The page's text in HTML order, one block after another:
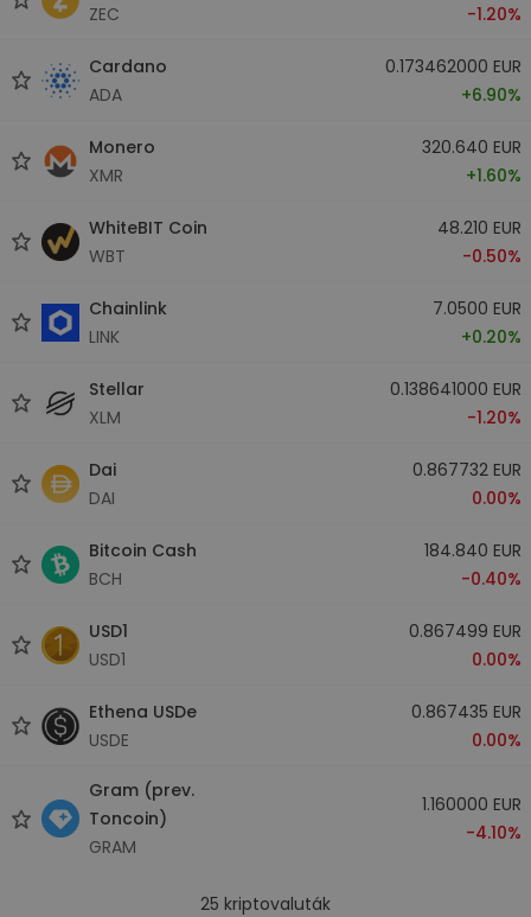
ZEC
-1.20%
Cardano
ADA
0.173462000 EUR
+6.90%
Monero
XMR
320.640 EUR
+1.60%
WhiteBIT Coin
WBT
48.210 EUR
-0.50%
Chainlink
LINK
7.0500 EUR
+0.20%
Stellar
XLM
0.138641000 EUR
-1.20%
Dai
DAI
0.867732 EUR
0.00%
Bitcoin Cash
BCH
184.840 EUR
-0.40%
USD1
USD1
0.867499 EUR
0.00%
Ethena USDe
USDE
0.867435 EUR
0.00%
Gram (prev.
Toncoin)
GRAM
1.160000 EUR
-4.10%
25 kriptovaluták